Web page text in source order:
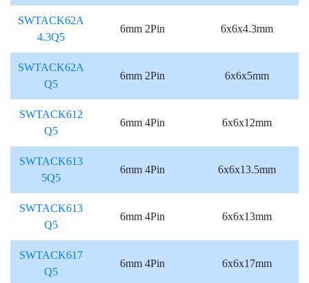
SWTACK62A
4.3Q5
6mm 2Pin 6x6x4.3mm
SWTACK62A
Q5
6mm 2Pin 6x6x5mm
SWTACK612
Q5
6mm 4Pin 6x6x12mm
SWTACK613
5Q5
6mm 4Pin 6x6x13.5mm
SWTACK613
Q5
6mm 4Pin 6x6x13mm
SWTACK617
Q5
6mm 4Pin 6x6x17mm